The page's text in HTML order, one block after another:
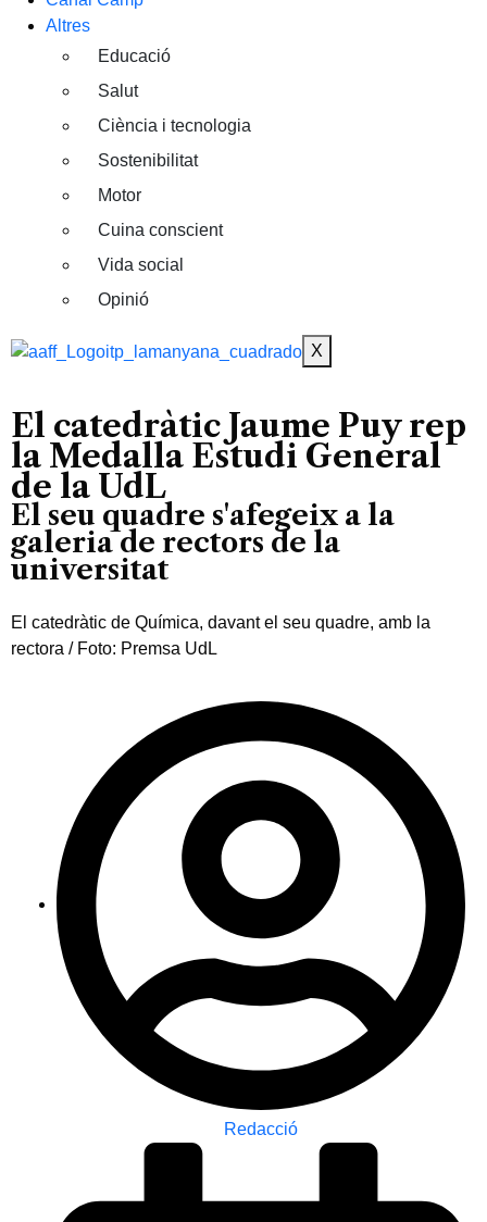
Altres
Educació
Salut
Ciència i tecnologia
Sostenibilitat
Motor
Cuina conscient
Vida social
Opinió
X
El catedràtic Jaume Puy rep
la Medalla Estudi General
de la UdL
El seu quadre s'afegeix a la
galeria de rectors de la
universitat
El catedràtic de Química, davant el seu quadre, amb la
rectora / Foto: Premsa UdL
Redacció